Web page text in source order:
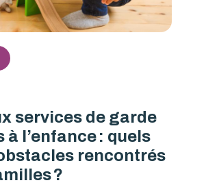
services de garde
l’enfance : quels
rencontrés
?